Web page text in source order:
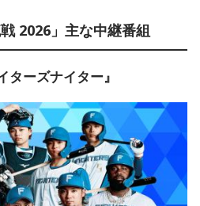
2026」主な中継番組
ターズナイター』